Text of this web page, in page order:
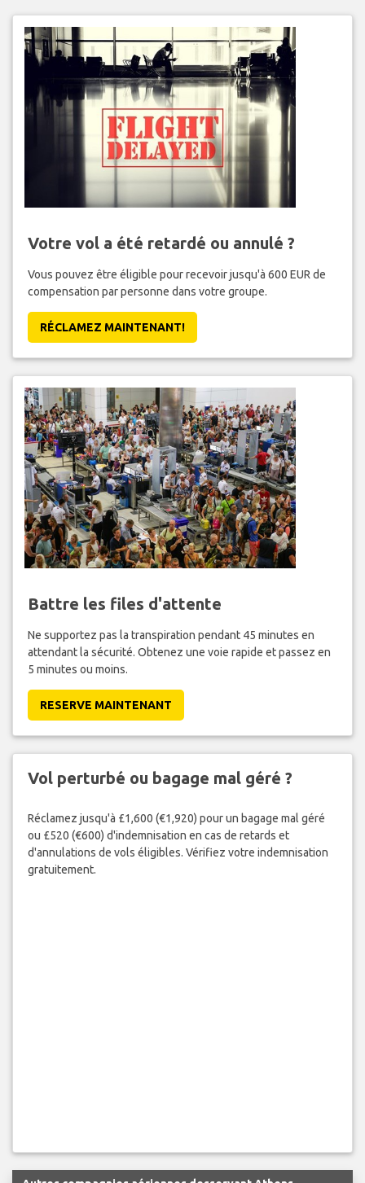
Votre vol a été retardé ou annulé ?
Vous pouvez être éligible pour recevoir jusqu'à 600 EUR de
compensation par personne dans votre groupe.
RÉCLAMEZ MAINTENANT!
Battre les files d'attente
Ne supportez pas la transpiration pendant 45 minutes en
attendant la sécurité. Obtenez une voie rapide et passez en
5 minutes ou moins.
RESERVE MAINTENANT
Vol perturbé ou bagage mal géré ?
Réclamez jusqu'à £1,600 (€1,920) pour un bagage mal géré
ou £520 (€600) d'indemnisation en cas de retards et
d'annulations de vols éligibles. Vérifiez votre indemnisation
gratuitement.